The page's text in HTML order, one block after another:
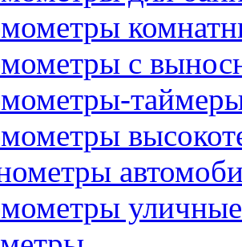
с
уличные